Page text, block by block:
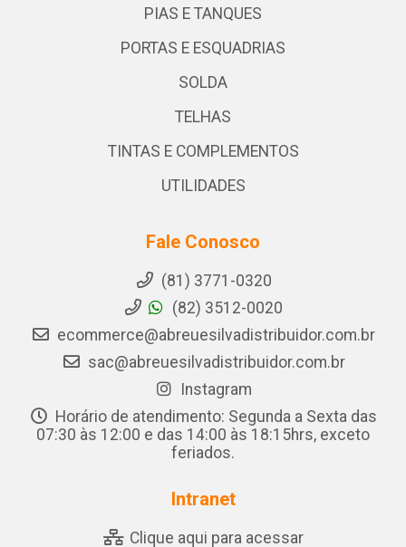
PIAS E TANQUES
PORTAS E ESQUADRIAS
SOLDA
TELHAS
TINTAS E COMPLEMENTOS
UTILIDADES
Fale Conosco
(81) 3771-0320
(82) 3512-0020
ecommerce@abreuesilvadistribuidor.com.br
sac@abreuesilvadistribuidor.com.br
Instagram
Horário de atendimento: Segunda a Sexta das
07:30 às 12:00 e das 14:00 às 18:15hrs, exceto
feriados.
Intranet
Clique aqui para acessar